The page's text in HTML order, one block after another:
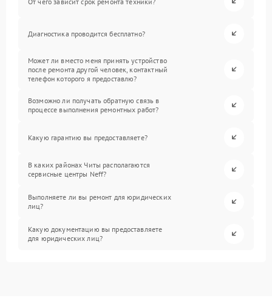
Диагностика проводится бесплатно?
Может ли вместо меня принять устройство
после ремонта другой человек, контактный
телефон которого я предоставлю?
Возможно ли получать обратную связь в
процессе выполнения ремонтных работ?
Какую гарантию вы предоставляете?
В каких районах Читы располагаются
сервисные центры Neff?
Выполняете ли вы ремонт для юридических
лиц?
Какую документацию вы предоставляете
для юридических лиц?